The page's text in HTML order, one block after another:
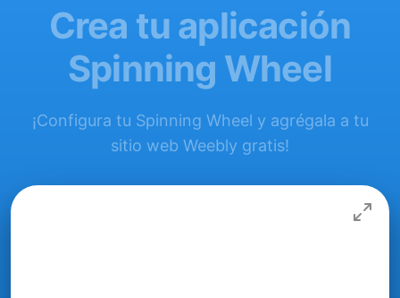
Crea tu aplicación
Spinning Wheel
¡Configura tu Spinning Wheel y agrégala a tu
sitio web Weebly gratis!